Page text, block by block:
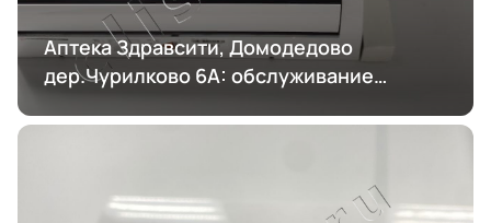
Аптека Здравсити, Домодедово
дер.Чурилково 6А: обслуживание